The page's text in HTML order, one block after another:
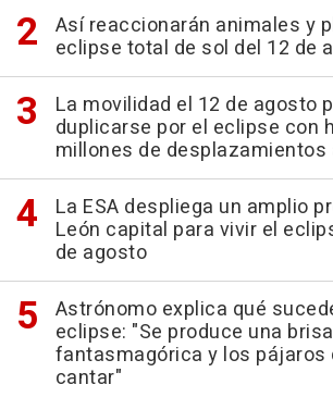
Así reaccionarán animales y
eclipse total de sol del 12 de
La movilidad el 12 de agosto
duplicarse por el eclipse con
millones de
La ESA despliega un amplio
León capital para vivir el
de agosto
Astrónomo explica qué
eclipse: "Se produce una brisa
fantasmagórica y los pájaros
cantar"